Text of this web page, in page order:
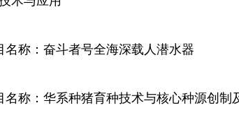
称：奋斗者号全海深载人潜水器
：华系种猪育种技术与核心种源创制